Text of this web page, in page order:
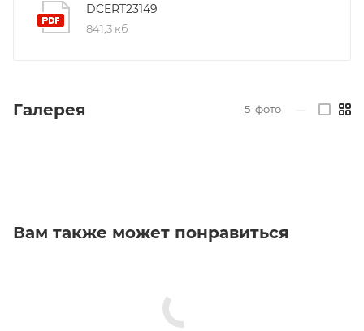
DCERT23149
841,3 кб
Галерея 5 фото
Вам также может понравиться